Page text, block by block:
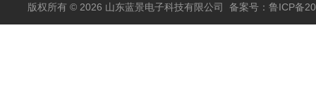
版权所有 © 2026 山东蓝景电子科技有限公司 备案号：鲁ICP备